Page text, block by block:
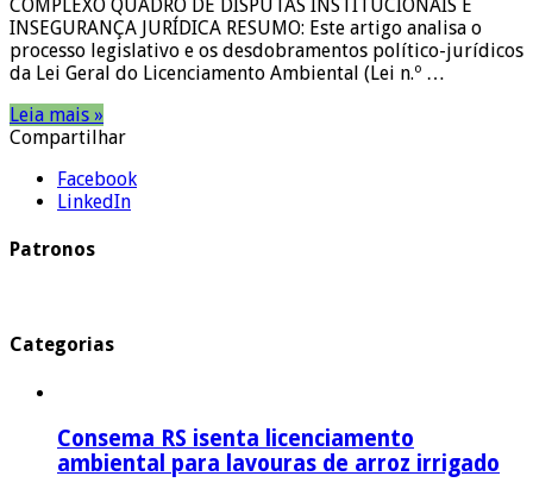
COMPLEXO QUADRO DE DISPUTAS INSTITUCIONAIS E
INSEGURANÇA JURÍDICA RESUMO: Este artigo analisa o
processo legislativo e os desdobramentos político-jurídicos
da Lei Geral do Licenciamento Ambiental (Lei n.º …
Leia mais »
Compartilhar
Facebook
LinkedIn
Patronos
Categorias
Consema RS isenta licenciamento
ambiental para lavouras de arroz irrigado